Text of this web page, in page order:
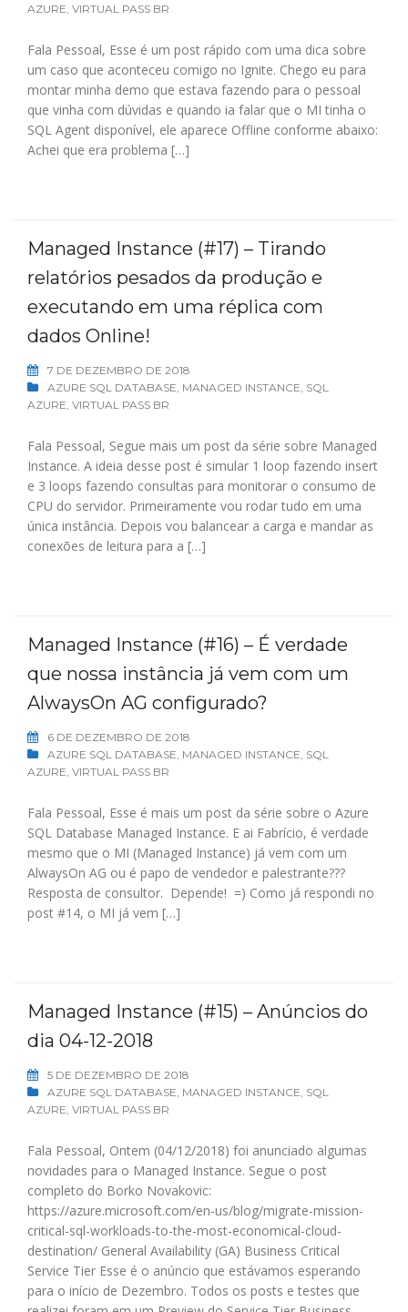
AZURE, VIRTUAL PASS BR
Fala Pessoal, Esse é um post rápido com uma dica sobre
um caso que aconteceu comigo no Ignite. Chego eu para
montar minha demo que estava fazendo para o pessoal
que vinha com dúvidas e quando ia falar que o MI tinha o
SQL Agent disponível, ele aparece Offline conforme abaixo:
Achei que era problema […]
Managed Instance (#17) – Tirando
relatórios pesados da produção e
executando em uma réplica com
dados Online!
7 DE DEZEMBRO DE 2018
AZURE SQL DATABASE, MANAGED INSTANCE, SQL
AZURE, VIRTUAL PASS BR
Fala Pessoal, Segue mais um post da série sobre Managed
Instance. A ideia desse post é simular 1 loop fazendo insert
e 3 loops fazendo consultas para monitorar o consumo de
CPU do servidor. Primeiramente vou rodar tudo em uma
única instância. Depois vou balancear a carga e mandar as
conexões de leitura para a […]
Managed Instance (#16) – É verdade
que nossa instância já vem com um
AlwaysOn AG configurado?
6 DE DEZEMBRO DE 2018
AZURE SQL DATABASE, MANAGED INSTANCE, SQL
AZURE, VIRTUAL PASS BR
Fala Pessoal, Esse é mais um post da série sobre o Azure
SQL Database Managed Instance. E ai Fabrício, é verdade
mesmo que o MI (Managed Instance) já vem com um
AlwaysOn AG ou é papo de vendedor e palestrante???
Resposta de consultor. Depende! =) Como já respondi no
post #14, o MI já vem […]
Managed Instance (#15) – Anúncios do
dia 04-12-2018
5 DE DEZEMBRO DE 2018
AZURE SQL DATABASE, MANAGED INSTANCE, SQL
AZURE, VIRTUAL PASS BR
Fala Pessoal, Ontem (04/12/2018) foi anunciado algumas
novidades para o Managed Instance. Segue o post
completo do Borko Novakovic:
https://azure.microsoft.com/en-us/blog/migrate-mission-
critical-sql-workloads-to-the-most-economical-cloud-
destination/ General Availability (GA) Business Critical
Service Tier Esse é o anúncio que estávamos esperando
para o início de Dezembro. Todos os posts e testes que